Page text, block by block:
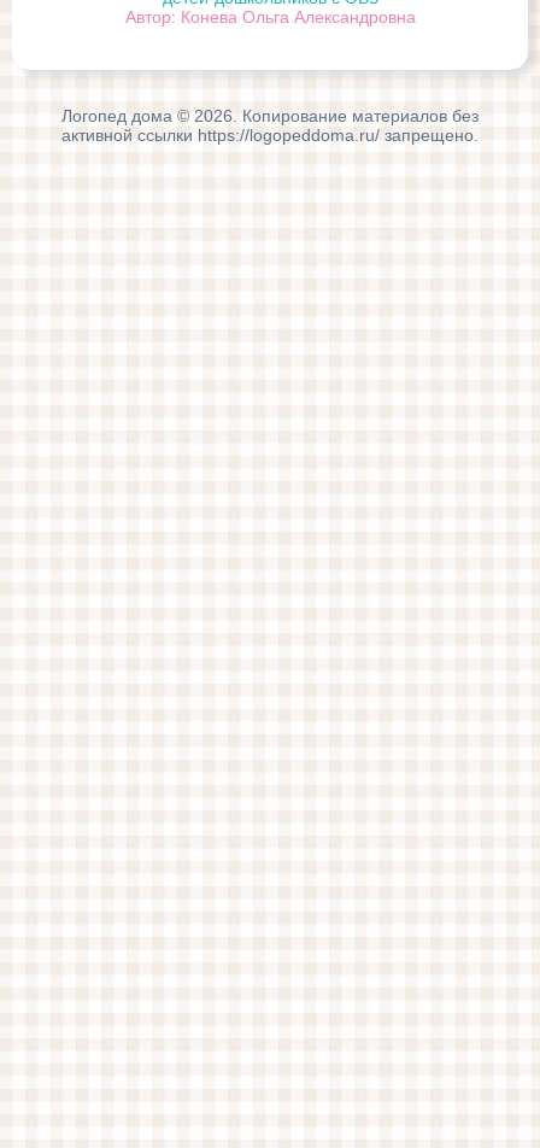
Автор: Конева Ольга Александровна
Логопед дома © 2026. Копирование материалов без
активной ссылки https://logopeddoma.ru/ запрещено.